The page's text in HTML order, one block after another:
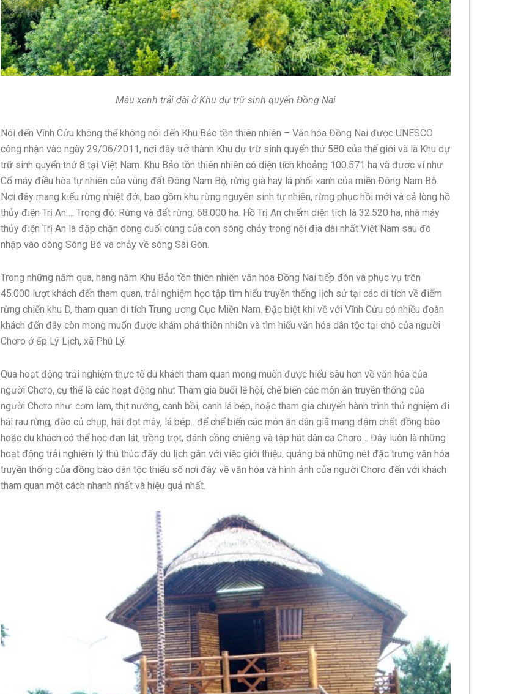
Màu xanh trải dài ở Khu dự trữ sinh quyển Đồng Nai
Nói đến Vĩnh Cửu không thể không nói đến Khu Bảo tồn thiên nhiên – Văn hóa Đồng Nai được UNESCO
công nhận vào ngày 29/06/2011, nơi đây trở thành Khu dự trữ sinh quyển thứ 580 của thế giới và là Khu dự
trữ sinh quyển thứ 8 tại Việt Nam. Khu Bảo tồn thiên nhiên có diện tích khoảng 100.571 ha và được ví như
Cổ máy điều hòa tự nhiên của vùng đất Đông Nam Bộ, rừng già hay lá phổi xanh của miền Đông Nam Bộ.
Nơi đây mang kiểu rừng nhiệt đới, bao gồm khu rừng nguyên sinh tự nhiên, rừng phục hồi mới và cả lòng hồ
thủy điện Trị An…. Trong đó: Rừng và đất rừng: 68.000 ha. Hồ Trị An chiếm diện tích là 32.520 ha, nhà máy
thủy điện Trị An là đập chặn dòng cuối cùng của con sông chảy trong nội địa dài nhất Việt Nam sau đó
nhập vào dòng Sông Bé và chảy về sông Sài Gòn.
Trong những năm qua, hàng năm Khu Bảo tồn thiên nhiên văn hóa Đồng Nai tiếp đón và phục vụ trên
45.000 lượt khách đến tham quan, trải nghiệm học tập tìm hiểu truyền thống lịch sử tại các di tích về điểm
rừng chiến khu D, tham quan di tích Trung ương Cục Miền Nam. Đặc biệt khi về với Vĩnh Cửu có nhiều đoàn
khách đến đây còn mong muốn được khám phá thiên nhiên và tìm hiểu văn hóa dân tộc tại chỗ của người
Chơro ở ấp Lý Lịch, xã Phú Lý.
Qua hoạt động trải nghiệm thực tế du khách tham quan mong muốn được hiểu sâu hơn về văn hóa của
người Chơro, cụ thể là các hoạt động như: Tham gia buổi lễ hội, chế biến các món ăn truyền thống của
người Chơro như: cơm lam, thịt nướng, canh bồi, canh lá bép, hoặc tham gia chuyến hành trình thử nghiệm đi
hái rau rừng, đào củ chụp, hái đọt mây, lá bép.. để chế biến các món ăn dân giã mang đậm chất đồng bào
hoặc du khách có thể học đan lát, trồng trọt, đánh cồng chiêng và tập hát dân ca Chơro… Đây luôn là những
hoạt động trải nghiệm lý thú thúc đẩy du lịch gắn với việc giới thiệu, quảng bá những nét đặc trưng văn hóa
truyền thống của đồng bào dân tộc thiểu số nơi đây về văn hóa và hình ảnh của người Chơro đến với khách
tham quan một cách nhanh nhất và hiệu quả nhất.